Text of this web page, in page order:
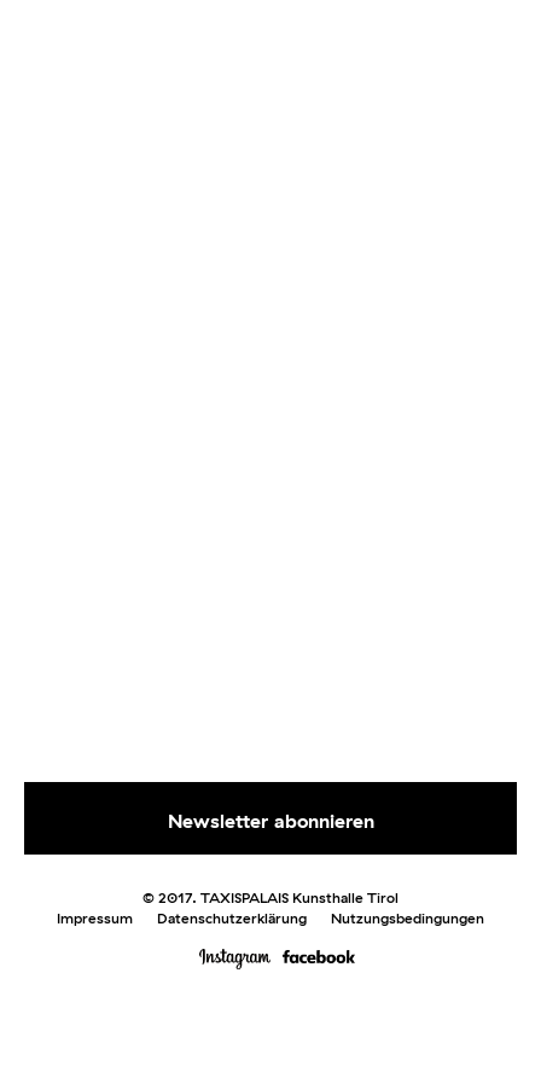
© 2017. TAXISPALAIS Kunsthalle Tirol
Impressum
Datenschutzerklärung Nutzungsbedingungen